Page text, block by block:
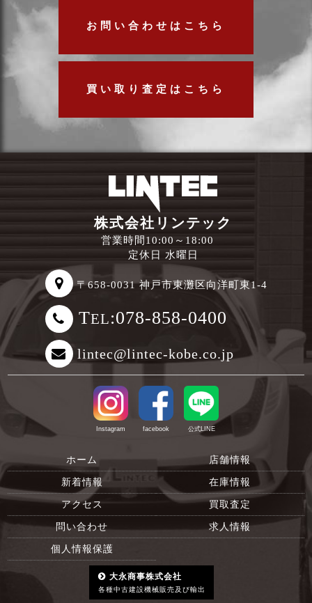
お問い合わせはこちら
買い取り査定はこちら
株式会社リンテック
営業時間10:00～18:00
定休日 水曜日
〒658-0031 神戸市東灘区向洋町東1-4
TEL:078-858-0400
lintec@lintec-kobe.co.jp
Instagram facebook 公式LINE
ホーム 店舗情報
新着情報 在庫情報
アクセス 買取査定
問い合わせ 求人情報
個人情報保護
大永商事株式会社
各種中古建設機械販売及び輸出